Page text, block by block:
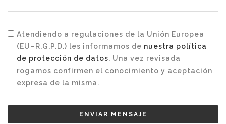
Atendiendo a regulaciones de la Unión Europea
(EU–R.G.P.D.) les informamos de nuestra política
de protección de datos. Una vez revisada
rogamos confirmen el conocimiento y aceptación
expresa de la misma.
ENVIAR MENSAJE